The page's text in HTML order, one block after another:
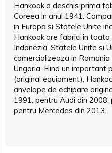
Hankook a deschis prima
Coreea in anul 1941.
in Europa si Statele Unite
Hankook are fabrici in toata
Indonezia, Statele Unite si
comercializeaza in
Ungaria. Fiind un important
(original equipment),
anvelope de echipare
1991, pentru Audi din
pentru Mercedes din 2013.